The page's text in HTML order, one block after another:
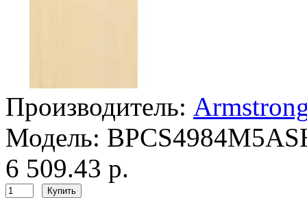
Производитель:
Модель:
6 509.43 р.